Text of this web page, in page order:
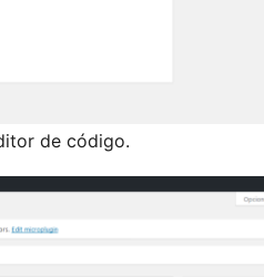
de código.